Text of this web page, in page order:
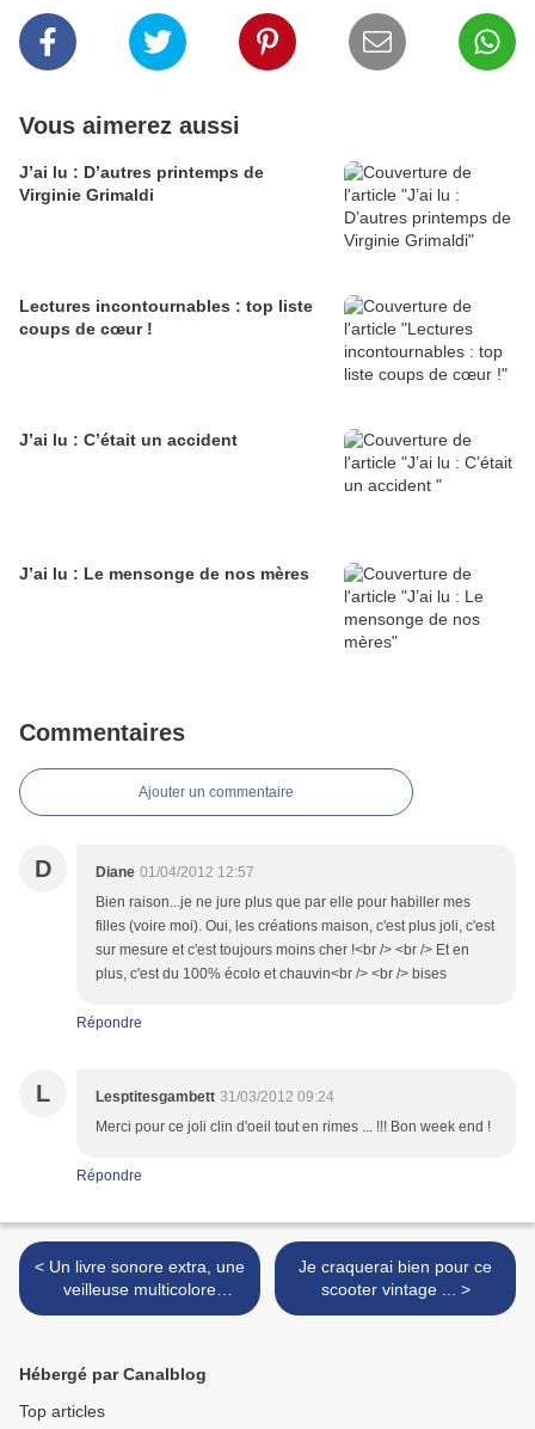
Vous aimerez aussi
J’ai lu : D’autres printemps de
Virginie Grimaldi
Lectures incontournables : top liste
coups de cœur !
J’ai lu : C’était un accident
J’ai lu : Le mensonge de nos mères
Commentaires
Ajouter un commentaire
D Diane 01/04/2012 12:57
Bien raison...je ne jure plus que par elle pour habiller mes
filles (voire moi). Oui, les créations maison, c'est plus joli, c'est
sur mesure et c'est toujours moins cher !<br /> <br /> Et en
plus, c'est du 100% écolo et chauvin<br /> <br /> bises
Répondre
L Lesptitesgambett 31/03/2012 09:24
Merci pour ce joli clin d'oeil tout en rimes ... !!! Bon week end !
Répondre
< Un livre sonore extra, une
veilleuse multicolore
rechargeable et un mini
Je craquerai bien pour ce
scooter vintage ... >
Hébergé par Canalblog
Top articles